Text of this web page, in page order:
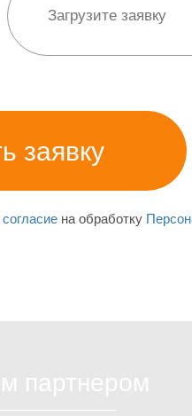
согласиена обработку